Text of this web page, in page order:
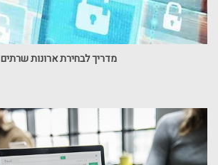
מדריך לבחירת ארונות שרתים